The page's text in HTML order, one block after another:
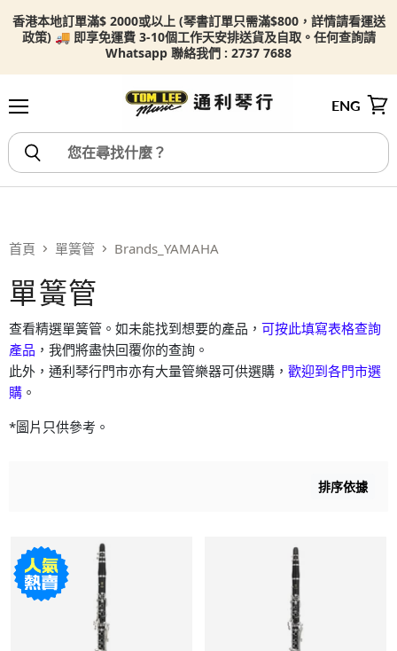
香港本地訂單滿$ 2000或以上 (琴書訂單只需滿$800，詳情請看運送
政策) 🚚 即享免運費 3-10個工作天安排送貨及自取。任何查詢請
Whatsapp 聯絡我們 : 2737 7688
ENG
首頁 單簧管 Brands_YAMAHA
單簧管
查看精選單簧管。如未能找到想要的產品， 可按此填寫表格查詢
產品 ，我們將盡快回覆你的查詢。
此外，通利琴行門市亦有大量管樂器可供選購， 歡迎到各門市選
購 。
*圖片只供參考。
排序依據